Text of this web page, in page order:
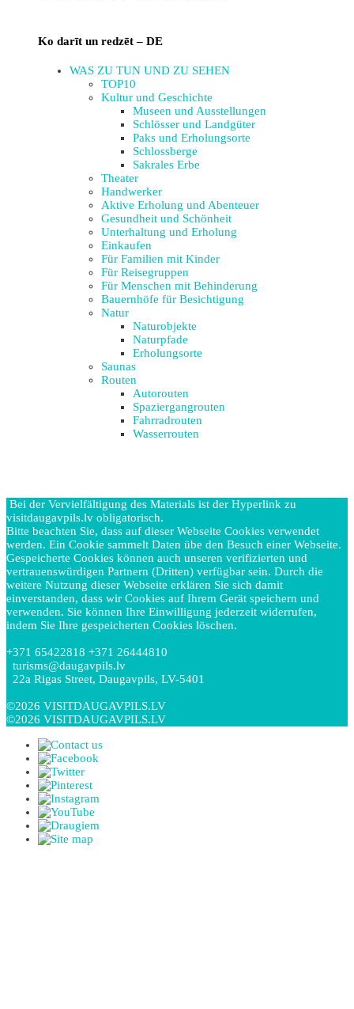
Ko darīt un redzēt – DE
WAS ZU TUN UND ZU SEHEN
TOP10
Kultur und Geschichte
Museen und Ausstellungen
Schlösser und Landgüter
Paks und Erholungsorte
Schlossberge
Sakrales Erbe
Theater
Handwerker
Aktive Erholung und Abenteuer
Gesundheit und Schönheit
Unterhaltung und Erholung
Einkaufen
Für Familien mit Kinder
Für Reisegruppen
Für Menschen mit Behinderung
Bauernhöfe für Besichtigung
Natur
Naturobjekte
Naturpfade
Erholungsorte
Saunas
Routen
Autorouten
Spaziergangrouten
Fahrradrouten
Wasserrouten
Bei der Vervielfältigung des Materials ist der Hyperlink zu
visitdaugavpils.lv obligatorisch.
Bitte beachten Sie, dass auf dieser Webseite Cookies verwendet
werden. Ein Cookie sammelt Daten übe den Besuch einer Webseite.
Gespeicherte Cookies können auch unseren verifizierten und
vertrauenswürdigen Partnern (Dritten) verfügbar sein. Durch die
weitere Nutzung dieser Webseite erklären Sie sich damit
einverstanden, dass wir Cookies auf Ihrem Gerät speichern und
verwenden. Sie können Ihre Einwilligung jederzeit widerrufen,
indem Sie Ihre gespeicherten Cookies löschen.
+371 65422818 +371 26444810
turisms@daugavpils.lv
22a Rigas Street, Daugavpils, LV-5401
©2026 VISITDAUGAVPILS.LV
©2026 VISITDAUGAVPILS.LV